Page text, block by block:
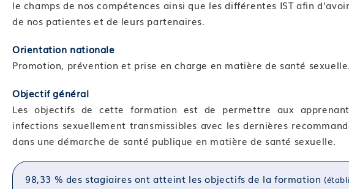
le champs de nos compétences ainsi que les différentes IST afin
de nos patientes et de leurs partenaires.
Orientation nationale
Promotion, prévention et prise en charge en matière de santé sexuelle.
Objectif général
Les objectifs de cette formation est de permettre aux
infections sexuellement transmissibles avec les dernières
dans une démarche de santé publique en matière de santé sexuelle.
98,33 % des stagiaires ont atteint les objectifs de la formation